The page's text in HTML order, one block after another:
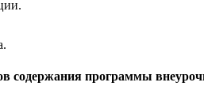
содержания программы